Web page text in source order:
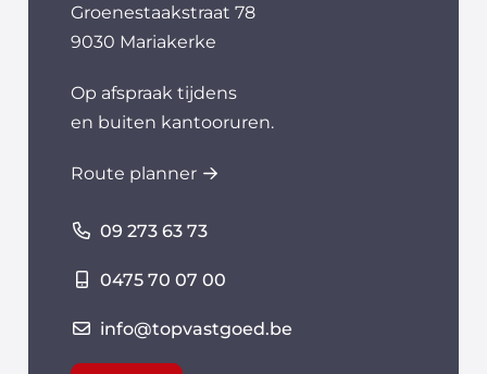
Groenestaakstraat 78
9030 Mariakerke
Op afspraak tijdens
en buiten kantooruren.
Route planner
09 273 63 73
0475 70 07 00
info@topvastgoed.be